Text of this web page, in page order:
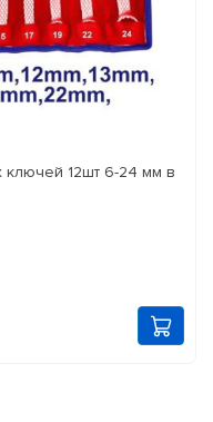
12шт 6-24 мм в